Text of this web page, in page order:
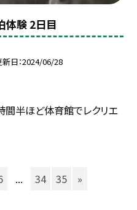
体験 2日目
新日 2024/06/28
半ほど体育館でレクリエ
... 34 35 »